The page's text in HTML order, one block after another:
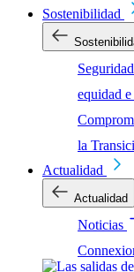
Sostenibilidad
Seguridad
equidad
la
Actualidad
Actualidad
Noticias